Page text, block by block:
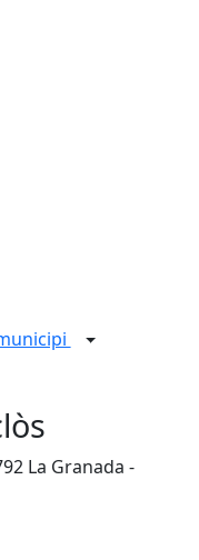
La Granada -